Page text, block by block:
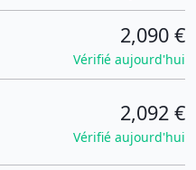
2,090 €
Vérifié aujourd'hui
2,092 €
Vérifié aujourd'hui